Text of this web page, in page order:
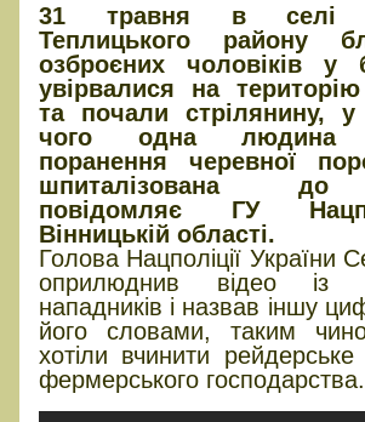
31 травня в селі
Теплицького району
озброєних чоловіків у
увірвалися на
та почали стрілянину, у
чого одна людина
поранення черевної
шпиталізована до
повідомляє ГУ
Вінницькій області.
Голова Нацполіції України
оприлюднив відео із
нападників і назвав іншу
його словами, таким
хотіли вчинити
фермерського господарства.